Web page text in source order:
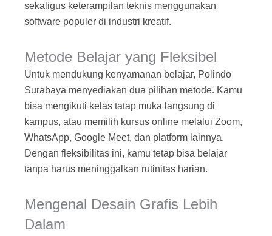
sekaligus keterampilan teknis menggunakan
software populer di industri kreatif.
Metode Belajar yang Fleksibel
Untuk mendukung kenyamanan belajar, Polindo
Surabaya menyediakan dua pilihan metode. Kamu
bisa mengikuti kelas tatap muka langsung di
kampus, atau memilih kursus online melalui Zoom,
WhatsApp, Google Meet, dan platform lainnya.
Dengan fleksibilitas ini, kamu tetap bisa belajar
tanpa harus meninggalkan rutinitas harian.
Mengenal Desain Grafis Lebih
Dalam